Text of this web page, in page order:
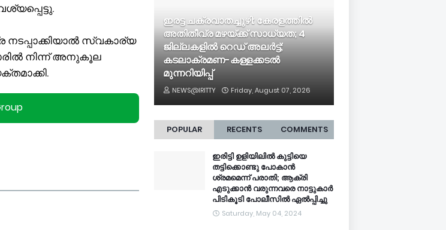
സ്വകാര്യ
നിന്ന് അനുകൂല
ഇരട്ട ചക്രവാതച്ചുഴി: കേരളത്തിൽ
അതിതീവ്ര മഴയ്ക്ക് സാധ്യത; 4
ജില്ലകളിൽ റെഡ് അലർട്ട്;
കടലാക്രമണ-കള്ളക്കടൽ
മുന്നറിയിപ്പ്
NEWS@IRITTY Friday, August 07, 2026
POPULAR RECENTS COMMENTS
ഇരിട്ടി ഉളിയിലിൽ കുട്ടിയെ
തട്ടിക്കൊണ്ടു പോകാൻ
ശ്രമമെന്ന് പരാതി; ആക്രി
എടുക്കാൻ വരുന്നവരെ നാട്ടുകാർ
പിടികൂടി പോലീസിൽ ഏൽപ്പിച്ചു
Saturday, May 04, 2024